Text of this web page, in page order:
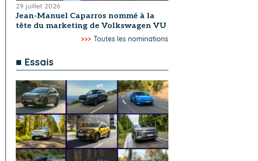
29 juillet 2026
Jean-Manuel Caparros nommé à la
tête du marketing de Volkswagen VU
>>> Toutes les nominations
■ Essais